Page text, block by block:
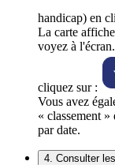
handicap) en
La carte
voyez à
cliquez sur :
Vous avez
« classement
par date.
4. Consulter